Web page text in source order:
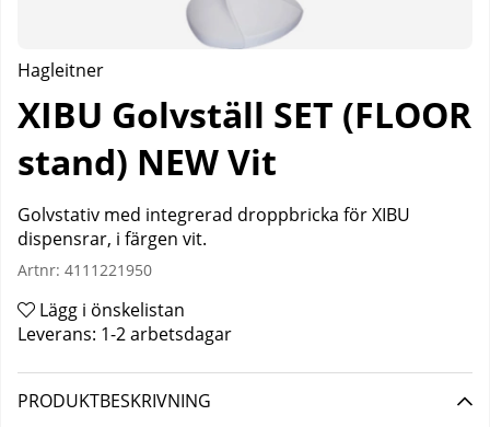
Hagleitner
XIBU Golvställ SET (FLOOR
stand) NEW Vit
Golvstativ med integrerad droppbricka för XIBU
dispensrar, i färgen vit.
Artnr: 4111221950
Lägg i önskelistan
Leverans: 1-2 arbetsdagar
PRODUKTBESKRIVNING